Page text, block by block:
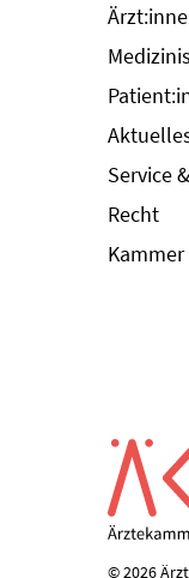
Service
Recht
Kammer
© 2026